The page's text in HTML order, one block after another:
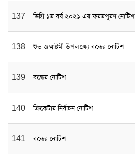
137 ডিগ্রি ১ম বর্ষ ২০২১ এর ফরমপূরণ নোটিশ
138 শুভ জন্মাষ্টমী উপলক্ষ্যে বন্ধের নোটিশ
139 বন্ধের নোটিশ
140 ক্রিকেটার নির্বাচন নোটিশ
141 বন্ধের নোটিশ